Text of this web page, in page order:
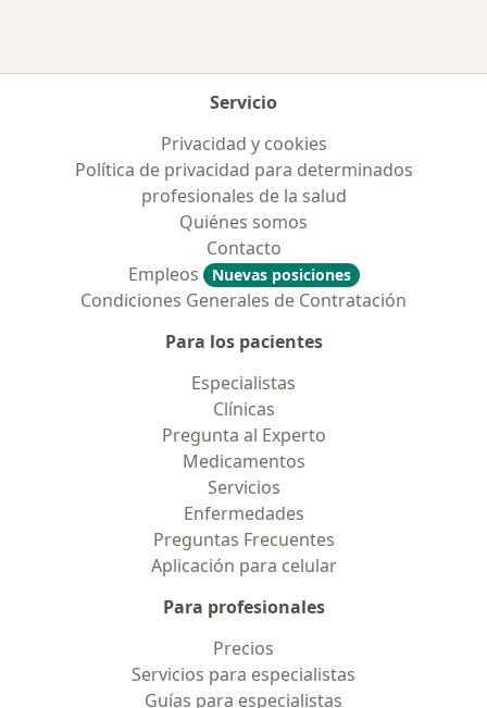
Servicio
Privacidad y cookies
Política de privacidad para determinados
profesionales de la salud
Quiénes somos
Contacto
Empleos
Nuevas posiciones
Condiciones Generales de Contratación
Para los pacientes
Especialistas
Clínicas
Pregunta al Experto
Medicamentos
Servicios
Enfermedades
Preguntas Frecuentes
Aplicación para celular
Para profesionales
Precios
Servicios para especialistas
Guías para especialistas